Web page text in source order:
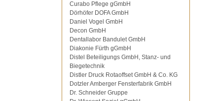
Curabo Pflege gGmbH
Dörhöfer DOFA GmbH
Daniel Vogel GmbH
Decon GmbH
Dentallabor Bandulet GmbH
Diakonie Fürth gGmbH
Distel Beteiligungs GmbH, Stanz- und
Biegetechnik
Distler Druck Rotaoffset GmbH & Co. KG
Dotzler Amberger Fensterfabrik GmbH
Dr. Schneider Gruppe